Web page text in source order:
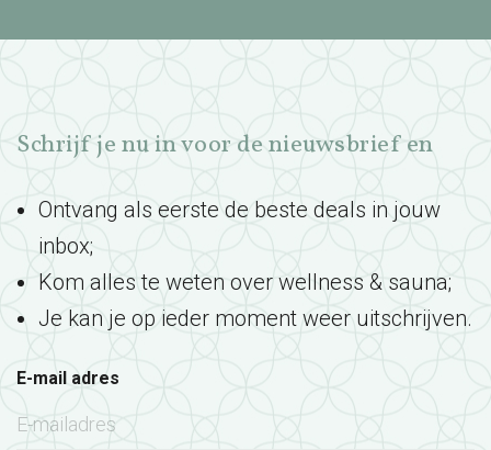
Schrijf je nu in voor de nieuwsbrief en
Ontvang als eerste de beste deals in jouw
inbox;
Kom alles te weten over wellness & sauna;
Je kan je op ieder moment weer uitschrijven.
E-mail adres